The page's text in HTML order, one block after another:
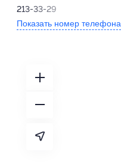
213-33-29
Показать номер телефона